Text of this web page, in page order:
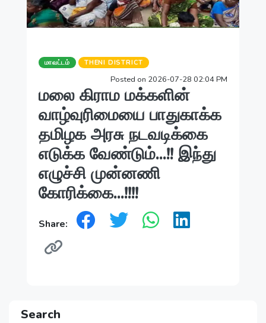
மாவட்டம் THENI DISTRICT
Posted on 2026-07-28 02:04 PM
மலை கிராம மக்களின்
வாழ்வுரிமையை பாதுகாக்க
தமிழக அரசு நடவடிக்கை
எடுக்க வேண்டும்...!! இந்து
எழுச்சி முன்னணி
கோரிக்கை...!!!!
Share:
Search